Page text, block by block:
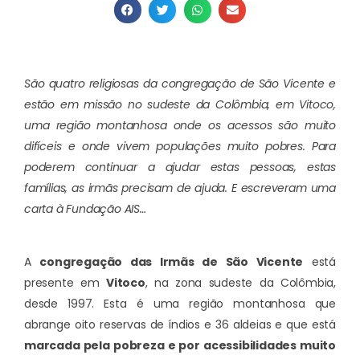
São quatro religiosas da congregação de São Vicente e
estão em missão no sudeste da Colômbia, em Vitoco,
uma região montanhosa onde os acessos são muito
difíceis e onde vivem populações muito pobres. Para
poderem continuar a ajudar estas pessoas, estas
famílias, as irmãs precisam de ajuda. E escreveram uma
carta à Fundação AIS…
A congregação das Irmãs de São Vicente está
presente em Vitoco, na zona sudeste da Colômbia,
desde 1997. Esta é uma região montanhosa que
abrange oito reservas de índios e 36 aldeias e que está
marcada pela pobreza e por acessibilidades muito